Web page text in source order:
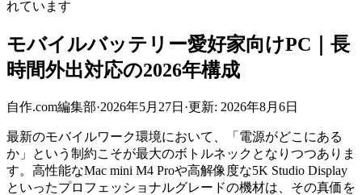
れています
モバイルバッテリー愛好家向けPC｜長
時間外出対応の2026年構成
自作.com編集部·2026年5月27日 ·更新: 2026年8月6日
最新のモバイルワーク環境において、「電源がどこにある
か」という制約こそが最大のボトルネックとなりつつありま
す。高性能なMac mini M4 Proや高解像度な5K Studio Display
といったプロフェッショナルグレードの機材は、その真価を